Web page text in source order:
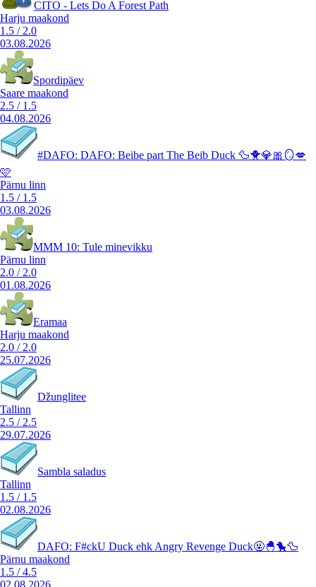
CITO - Lets Do A Forest Path
Harju maakond
1.5 / 2.0
03.08.2026
Spordipäev
Saare maakond
2.5 / 1.5
04.08.2026
#DAFO: DAFO: Beibe part The Beib Duck 🦆🐥💎🎀🪞💋
🩷
Pärnu linn
1.5 / 1.5
03.08.2026
MMM 10: Tule minevikku
Pärnu linn
2.0 / 2.0
01.08.2026
Eramaa
Harju maakond
2.0 / 2.0
25.07.2026
Džunglitee
Tallinn
2.5 / 2.5
29.07.2026
Sambla saladus
Tallinn
1.5 / 1.5
02.08.2026
DAFO: F#ckU Duck ehk Angry Revenge Duck🤬🐣🐤🦆
Pärnu maakond
1.5 /4.5
02.08.2026